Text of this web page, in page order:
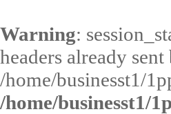
Warning:
headers already
/home/businesst1/
/home/businesst1/